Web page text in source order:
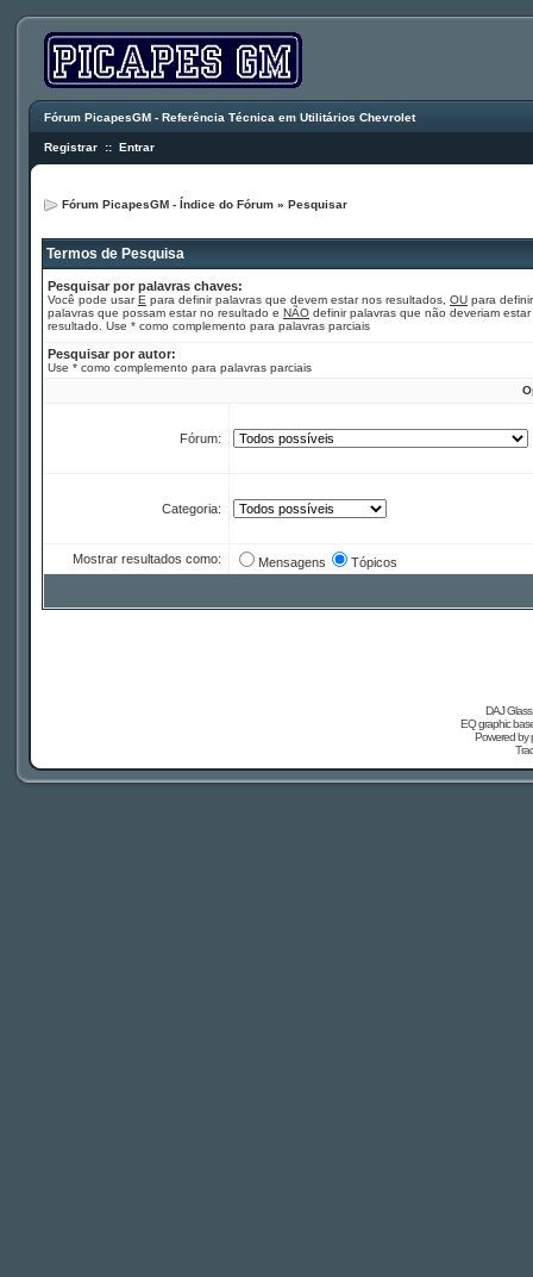
Fórum PicapesGM - Referência Técnica em Utilitários Chevrolet
Registrar :: Entrar
Fórum PicapesGM - Índice do Fórum » Pesquisar
Termos de Pesquisa
Pesquisar por palavras chaves:
Você pode usarE para definir palavras que devem estar nos resultados, OU para definir
palavras que possam estar no resultado e NÃO definir palavras que não deveriam
resultado. Use * como complemento para palavras parciais
Pesquisar por autor:
Use * como complemento para palavras parciais
Fórum:
Categoria:
Mostrar resultados como: Mensagens Tópicos
DAJ
EQ graphic
Powered by